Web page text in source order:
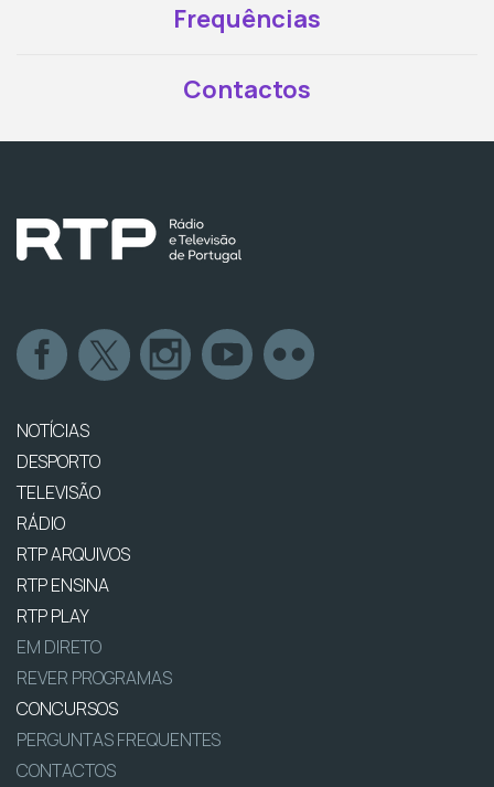
Frequências
Contactos
NOTÍCIAS
DESPORTO
TELEVISÃO
RÁDIO
RTP ARQUIVOS
RTP ENSINA
RTP PLAY
EM DIRETO
REVER PROGRAMAS
CONCURSOS
PERGUNTAS FREQUENTES
CONTACTOS